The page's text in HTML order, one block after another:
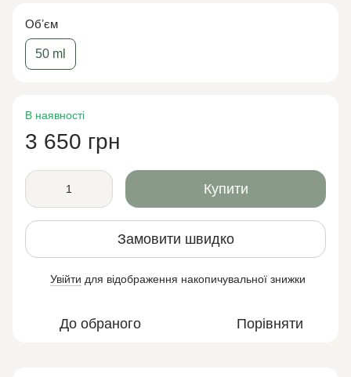
Обʼєм
50 ml
В наявності
3 650 грн
Купити
Замовити швидко
Увійти для відображення накопичувальної знижки
До обраного Порівняти